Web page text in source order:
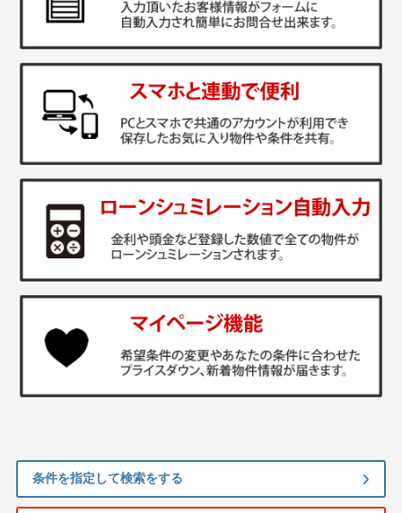
条件を指定して検索をする